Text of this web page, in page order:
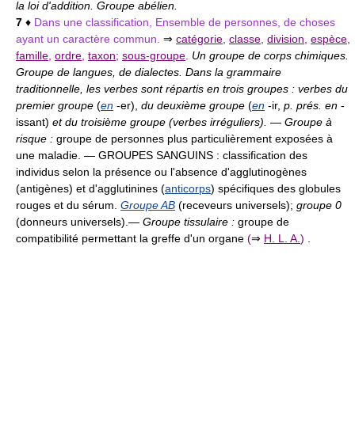
la loi d'addition. Groupe abélien.
7 ♦ Dans une classification, Ensemble de personnes, de choses
ayant un caractère commun. ⇒ catégorie classe division espèce
famille ordre taxon; sous-groupe Un groupe de corps chimiques.
Groupe de langues, de dialectes. Dans la grammaire
traditionnelle, les verbes sont répartis en trois groupes : verbes du
premier groupe (en -er), du deuxième groupe (en -ir, p. prés. en -
issant) et du troisième groupe (verbes irréguliers). — Groupe à
risque : groupe de personnes plus particulièrement exposées à
une maladie. — GROUPES SANGUINS : classification des
individus selon la présence ou l'absence d'agglutinogènes
(antigènes) et d'agglutinines (anticorps) spécifiques des globules
rouges et du sérum. Groupe AB (receveurs universels); groupe 0
(donneurs universels). — Groupe tissulaire : groupe de
compatibilité permettant la greffe d'un organe (⇒ H. L. A. )